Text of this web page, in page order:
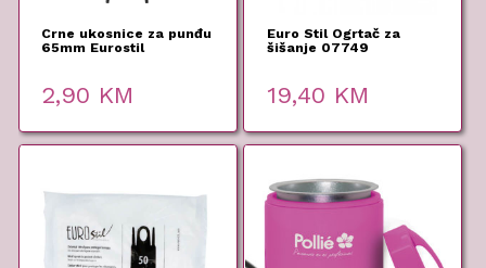
Crne ukosnice za punđu
65mm Eurostil
2,90 KM
Euro Stil Ogrtač za
šišanje 07749
19,40 KM